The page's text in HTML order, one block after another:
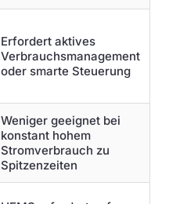
Erfordert aktives
Verbrauchsmanagement
oder smarte Steuerung
Weniger geeignet bei
konstant hohem
Stromverbrauch zu
Spitzenzeiten